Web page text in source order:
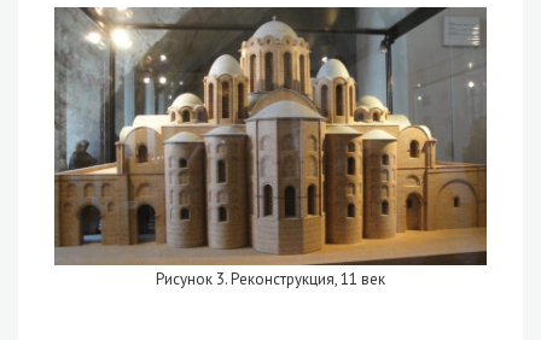
Рисунок 3. Реконструкция, 11 век